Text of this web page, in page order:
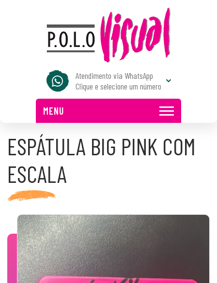
MENU
Atendimento via WhatsApp
Clique e selecione um número
ESPÁTULA BIG PINK COM
ESCALA